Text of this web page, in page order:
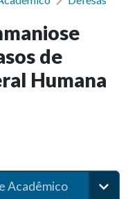
de
Humana
Acadêmico